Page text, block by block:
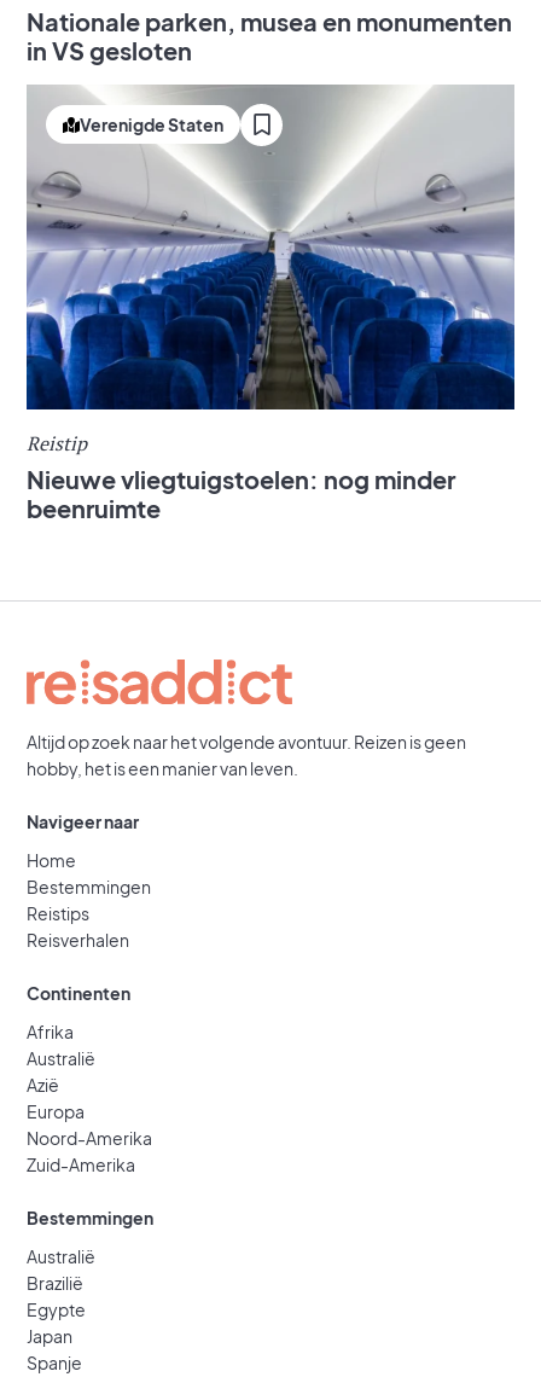
Nationale parken, musea en monumenten
in VS gesloten
Verenigde Staten
Reistip
Nieuwe vliegtuigstoelen: nog minder
beenruimte
Altijd op zoek naar het volgende avontuur. Reizen is geen
hobby, het is een manier van leven.
Navigeer naar
Home
Bestemmingen
Reistips
Reisverhalen
Continenten
Afrika
Australië
Azië
Europa
Noord-Amerika
Zuid-Amerika
Bestemmingen
Australië
Brazilië
Egypte
Japan
Spanje